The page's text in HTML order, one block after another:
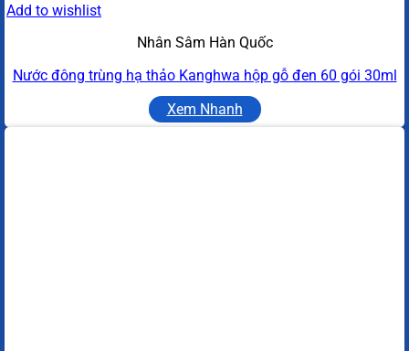
Add to wishlist
Nhân Sâm Hàn Quốc
Nước đông trùng hạ thảo Kanghwa hộp gỗ đen 60 gói 30ml
Xem Nhanh